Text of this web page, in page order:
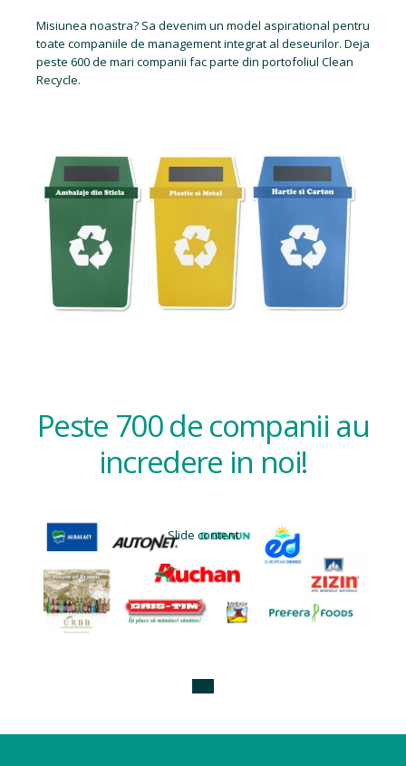
Misiunea noastra? Sa devenim un model aspirational pentru
toate companiile de management integrat al deseurilor. Deja
peste 600 de mari companii fac parte din portofoliul Clean
Recycle.
Peste 700 de companii au
incredere in noi!
Slide content